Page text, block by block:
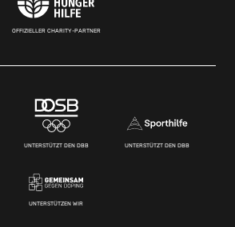
OFFIZIELLER CHARITY-PARTNER
UNTERSTÜTZT DEN DBB UNTERSTÜTZT DEN DBB
UNTERSTÜTZEN WIR